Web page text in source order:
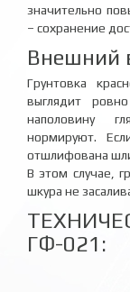
значительно
– сохранение
Внешний
Грунтовка
выглядит
наполовину
нормируют.
отшлифована
В этом случае,
шкура не
ГФ-021: